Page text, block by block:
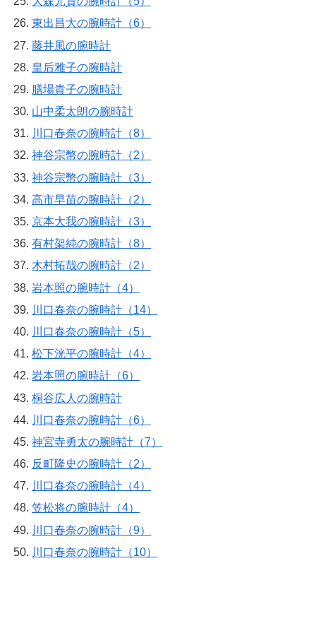
東出昌大の腕時計（6）
藤井風の腕時計
皇后雅子の腕時計
膳場貴子の腕時計
山中柔太朗の腕時計
川口春奈の腕時計（8）
神谷宗幣の腕時計（2）
神谷宗幣の腕時計（3）
高市早苗の腕時計（2）
京本大我の腕時計（3）
有村架純の腕時計（8）
木村拓哉の腕時計（2）
岩本照の腕時計（4）
川口春奈の腕時計（14）
川口春奈の腕時計（5）
松下洸平の腕時計（4）
岩本照の腕時計（6）
桐谷広人の腕時計
川口春奈の腕時計（6）
神宮寺勇太の腕時計（7）
反町隆史の腕時計（2）
川口春奈の腕時計（4）
笠松将の腕時計（4）
川口春奈の腕時計（9）
川口春奈の腕時計（10）